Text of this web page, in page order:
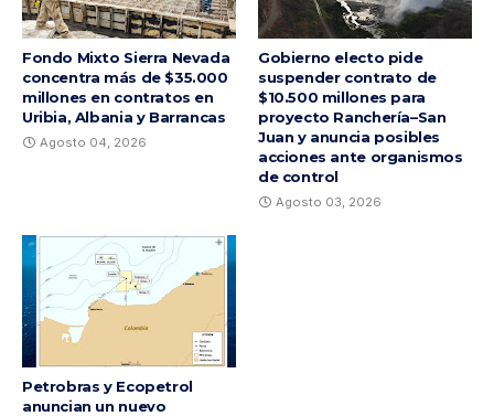
Fondo Mixto Sierra Nevada
concentra más de $35.000
millones en contratos en
Uribia, Albania y Barrancas
Agosto 04, 2026
Gobierno electo pide
suspender contrato de
$10.500 millones para
proyecto Ranchería–San
Juan y anuncia posibles
acciones ante organismos
de control
Agosto 03, 2026
Petrobras y Ecopetrol
anuncian un nuevo